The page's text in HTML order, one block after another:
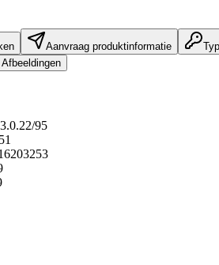
Aanvraag produktinformatie
Afbeeldingen
95